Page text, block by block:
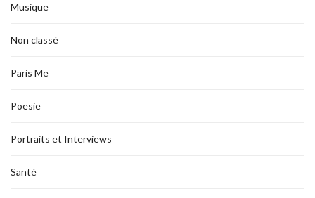
Musique
Non classé
Paris Me
Poesie
Portraits et Interviews
Santé